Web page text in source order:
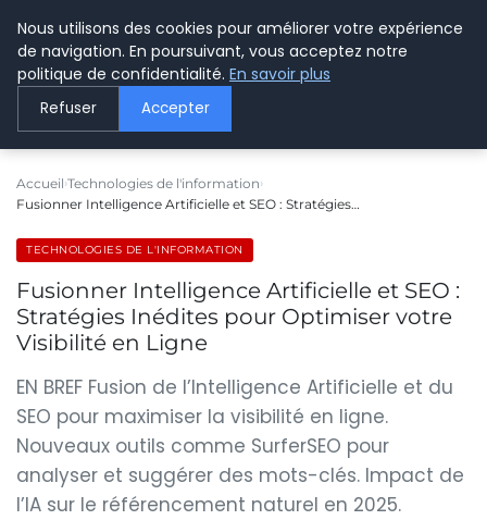
LE WEBMARKETING
Accueil Technologies de l'information
Fusionner Intelligence Artificielle et SEO : Stratégies…
TECHNOLOGIES DE L'INFORMATION
Fusionner Intelligence Artificielle et SEO :
Stratégies Inédites pour Optimiser votre
Visibilité en Ligne
EN BREF Fusion de l’Intelligence Artificielle et du
SEO pour maximiser la visibilité en ligne.
Nouveaux outils comme SurferSEO pour
analyser et suggérer des mots-clés. Impact de
l’IA sur le référencement naturel en 2025.
Nous utilisons des cookies pour améliorer votre expérience
de navigation. En poursuivant, vous acceptez notre
politique de confidentialité. En savoir plus
Refuser Accepter